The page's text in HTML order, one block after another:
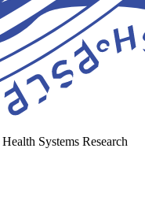
Health Systems Research